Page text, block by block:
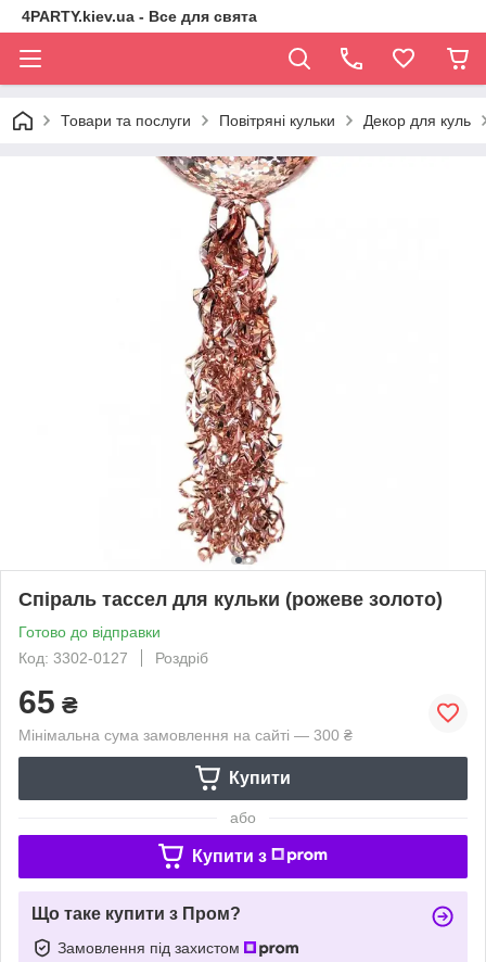
4PARTY.kiev.ua - Все для свята
Товари та послуги Повітряні кульки Декор для куль
Спіраль тассел для кульки (рожеве золото)
Готово до відправки
Код: 3302-0127
Роздріб
65 ₴
Мінімальна сума замовлення на сайті — 300 ₴
Купити
або
Купити з
Що таке купити з Пром?
Замовлення під захистом